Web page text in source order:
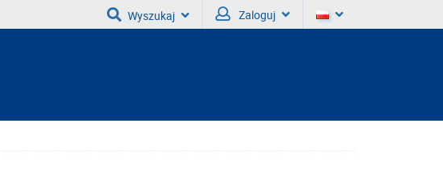
Wyszukaj Zaloguj